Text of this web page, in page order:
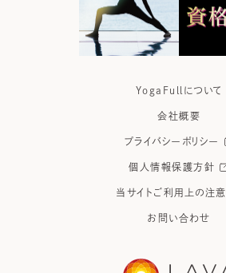
YogaFullについて
会社概要
プライバシーポリシー
個人情報保護方針
当サイトご利用上の注意
お問い合わせ